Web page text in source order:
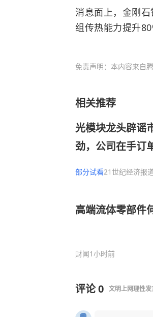
消息面上，金刚
组传热能力提升
免责声明：本内容来自
相关推荐
光模块龙头辟谣
劲，公司在手订
部分试看21世纪经济报
高端流体零部件
财闻1小时前
评论0 文明上网理性